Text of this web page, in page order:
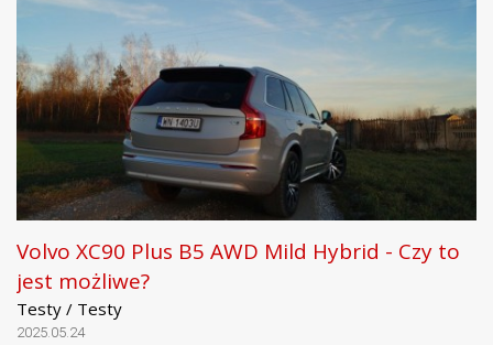
Volvo XC90 Plus B5 AWD Mild Hybrid - Czy to
jest możliwe?
Testy / Testy
2025.05.24